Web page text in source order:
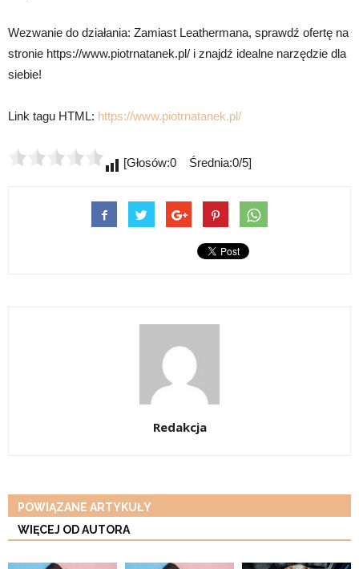
Wezwanie do działania: Zamiast Leathermana, sprawdź ofertę na
stronie https://www.piotrnatanek.pl/ i znajdź idealne narzędzie dla
siebie!
Link tagu HTML: https://www.piotrnatanek.pl/
[Głosów:0 Średnia:0/5]
Redakcja
POWIĄZANE ARTYKUŁY
WIĘCEJ OD AUTORA